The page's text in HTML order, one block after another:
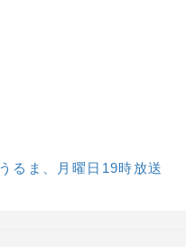
るま、月曜日19時放送